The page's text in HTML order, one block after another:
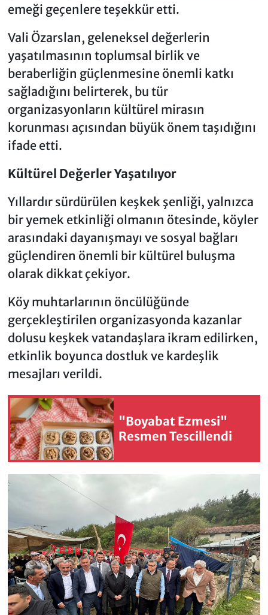
emeği geçenlere teşekkür etti.
Vali Özarslan, geleneksel değerlerin
yaşatılmasının toplumsal birlik ve
beraberliğin güçlenmesine önemli katkı
sağladığını belirterek, bu tür
organizasyonların kültürel mirasın
korunması açısından büyük önem taşıdığını
ifade etti.
Kültürel Değerler Yaşatılıyor
Yıllardır sürdürülen keşkek şenliği, yalnızca
bir yemek etkinliği olmanın ötesinde, köyler
arasındaki dayanışmayı ve sosyal bağları
güçlendiren önemli bir kültürel buluşma
olarak dikkat çekiyor.
Köy muhtarlarının öncülüğünde
gerçekleştirilen organizasyonda kazanlar
dolusu keşkek vatandaşlara ikram edilirken,
etkinlik boyunca dostluk ve kardeşlik
mesajları verildi.
"Boyabat Ezmesi"
Resmen Tescillendi